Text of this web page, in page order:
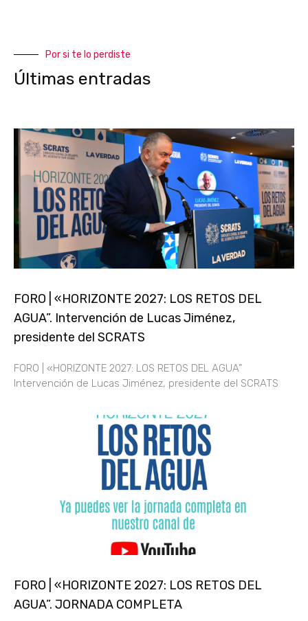
Por si te lo perdiste
Últimas entradas
FORO | «HORIZONTE 2027: LOS RETOS DEL
AGUA”. Intervención de Lucas Jiménez,
presidente del SCRATS
FORO | «HORIZONTE 2027: LOS RETOS DEL AGUA”
Intervención de Lucas Jiménez, presidente del SCRATS
FORO | «HORIZONTE 2027: LOS RETOS DEL
AGUA”. JORNADA COMPLETA